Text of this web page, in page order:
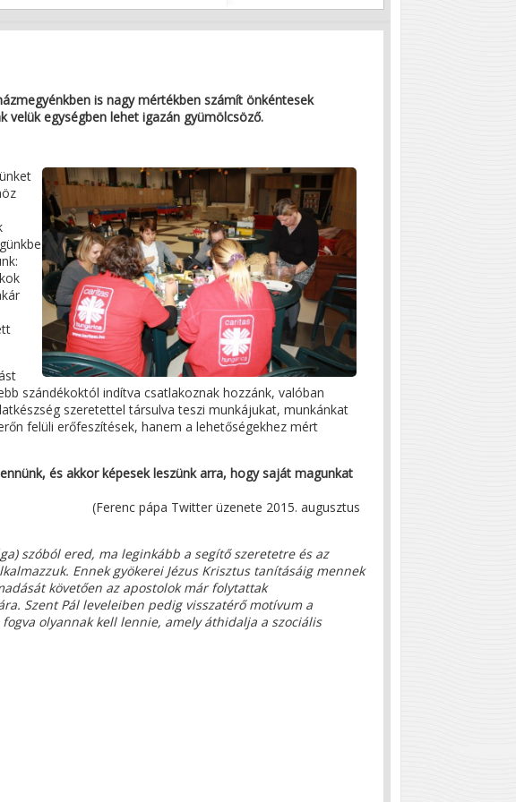
is nagy mértékben számít önkéntesek
velük egységben lehet igazán gyümölcsöző.
szándékoktól indítva csatlakoznak hozzánk, valóban
szeretettel társulva teszi munkájukat, munkánkat
felüli erőfeszítések, hanem a lehetőségekhez mért
és akkor képesek leszünk arra, hogy saját magunkat
2015. augusztus
szóból ered, ma leginkább a segítő szeretetre és az
Ennek gyökerei Jézus Krisztus tanításáig mennek
követően az apostolok már folytattak
Szent Pál leveleiben pedig visszatérő motívum a
olyannak kell lennie, amely áthidalja a szociális